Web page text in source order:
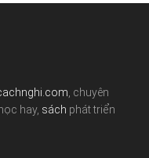
, chuyên
học hay, sách phát triển